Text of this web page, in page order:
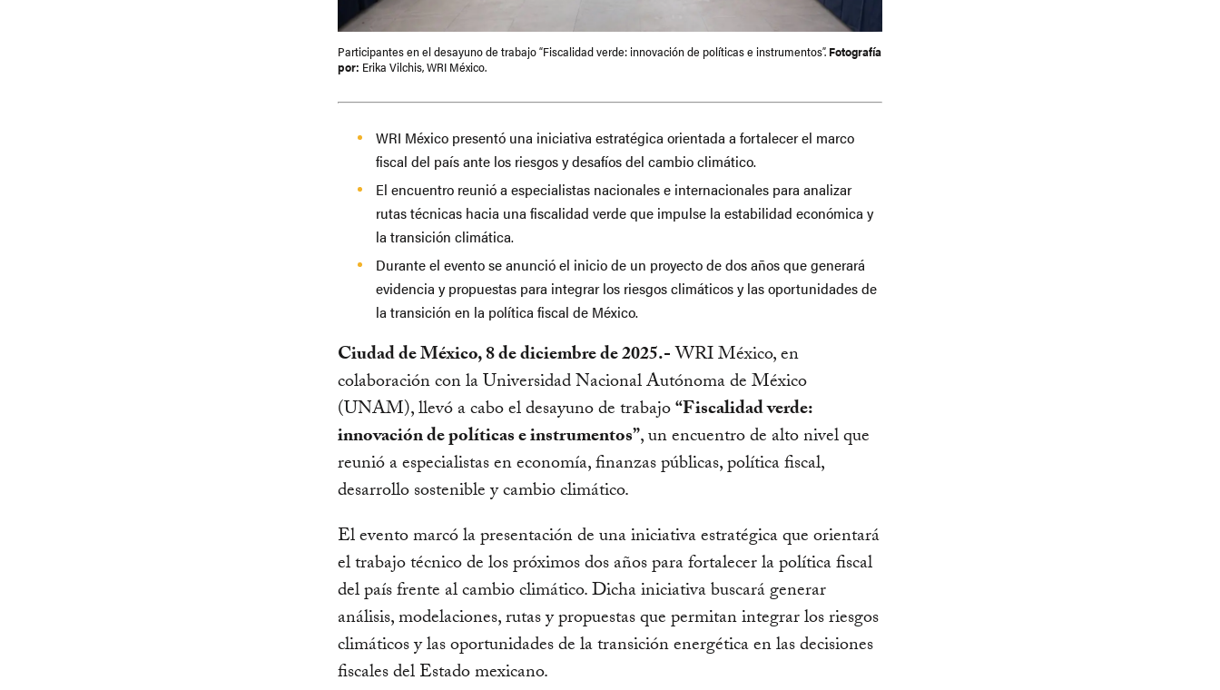
Participantes en el desayuno de trabajo “Fiscalidad verde: innovación de políticas e instrumentos”. Fotografía
por: Erika Vilchis, WRI México.
WRI México presentó una iniciativa estratégica orientada a fortalecer el marco
fiscal del país ante los riesgos y desafíos del cambio climático.
El encuentro reunió a especialistas nacionales e internacionales para analizar
rutas técnicas hacia una fiscalidad verde que impulse la estabilidad económica y
la transición climática.
Durante el evento se anunció el inicio de un proyecto de dos años que generará
evidencia y propuestas para integrar los riesgos climáticos y las oportunidades de
la transición en la política fiscal de México.
Ciudad de México, 8 de diciembre de 2025.-WRI México, en
colaboración con la Universidad Nacional Autónoma de México
(UNAM), llevó a cabo el desayuno de trabajo“Fiscalidad verde:
innovación de políticas e instrumentos”, un encuentro de alto nivel que
reunió a especialistas en economía, finanzas públicas, política fiscal,
desarrollo sostenible y cambio climático.
El evento marcó la presentación de una iniciativa estratégica que orientará
el trabajo técnico de los próximos dos años para fortalecer la política fiscal
del país frente al cambio climático. Dicha iniciativa buscará generar
análisis, modelaciones, rutas y propuestas que permitan integrar los riesgos
climáticos y las oportunidades de la transición energética en las decisiones
fiscales del Estado mexicano.